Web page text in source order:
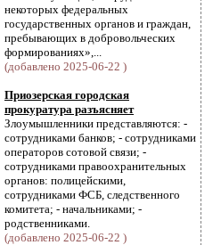
некоторых федеральных
государственных органов и граждан,
пребывающих в добровольческих
формированиях»,...
(добавлено 2025-06-22 )
Приозерская городская
прокуратура разъясняет
Злоумышленники представляются: -
сотрудниками банков; - сотрудниками
операторов сотовой связи; -
сотрудниками правоохранительных
органов: полицейскими,
сотрудниками ФСБ, следственного
комитета; - начальниками; -
родственниками.
(добавлено 2025-06-22 )